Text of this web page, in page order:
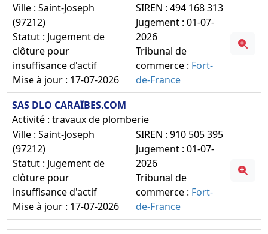
Ville : Saint-Joseph
(97212)
Statut : Jugement de
clôture pour
insuffisance d'actif
Mise à jour : 17-07-2026
SIREN : 494 168 313
Jugement : 01-07-
2026
Tribunal de
commerce : Fort-
de-France
SAS DLO CARAÏBES.COM
Activité : travaux de plomberie
Ville : Saint-Joseph
(97212)
Statut : Jugement de
clôture pour
insuffisance d'actif
Mise à jour : 17-07-2026
SIREN : 910 505 395
Jugement : 01-07-
2026
Tribunal de
commerce : Fort-
de-France